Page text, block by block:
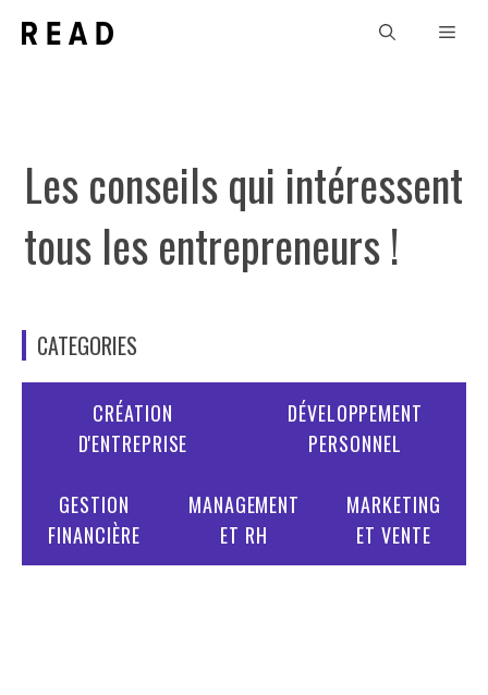
Les conseils qui intéressent
tous les entrepreneurs !
CATEGORIES
CRÉATION
D'ENTREPRISE
DÉVELOPPEMENT
PERSONNEL
GESTION
FINANCIÈRE
MANAGEMENT
ET RH
MARKETING
ET VENTE